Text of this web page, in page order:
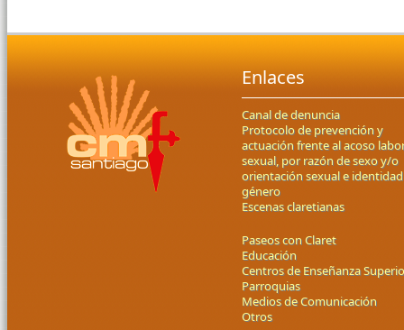
Enlaces
Canal de denuncia
Protocolo de prevención y
actuación frente al acoso
sexual, por razón de sexo y/o
orientación sexual e
género
Escenas claretianas
Paseos con Claret
Educación
Centros de Enseñanza
Parroquias
Medios de Comunicación
Otros